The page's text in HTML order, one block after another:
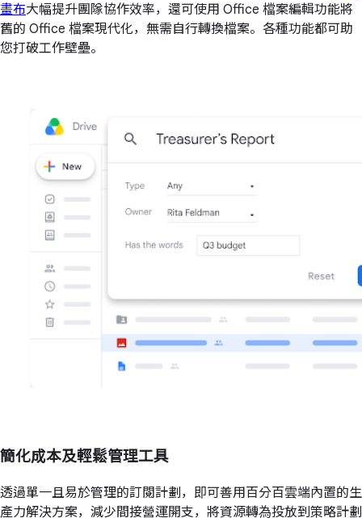
畫布大幅提升團隊協作效率，還可使用 Office 檔案編輯功能將
舊的 Office 檔案現代化，無需自行轉換檔案。各種功能都可助
您打破工作壁壘。
簡化成本及輕鬆管理工具
透過單一且易於管理的訂閱計劃，即可善用百分百雲端內置的生
產力解決方案，減少間接營運開支，將資源轉為投放到策略計劃